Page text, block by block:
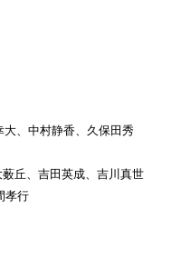
、中村静香、久保田秀
丘、吉田英成、吉川真世
孝行